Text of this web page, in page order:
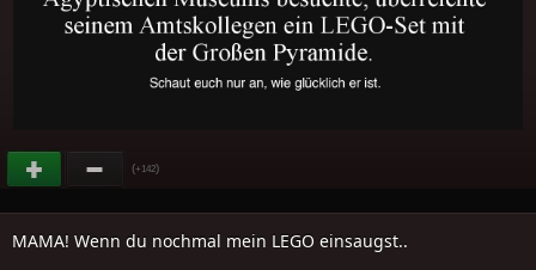
(+142)
MAMA! Wenn du nochmal mein LEGO einsaugst..